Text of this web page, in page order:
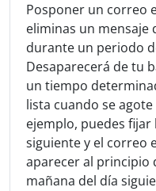
Posponer un correo
eliminas un mensaje
durante un periodo
Desaparecerá de tu
un tiempo
lista cuando se
ejemplo, puedes
siguiente y el correo
aparecer al principio
mañana del día